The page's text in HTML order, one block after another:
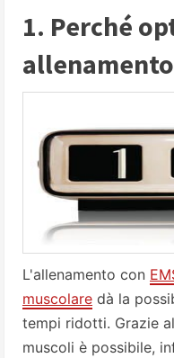
1. Perché
L'allenamento con
muscolare dà la
tempi ridotti. Grazie
muscoli è possibile,